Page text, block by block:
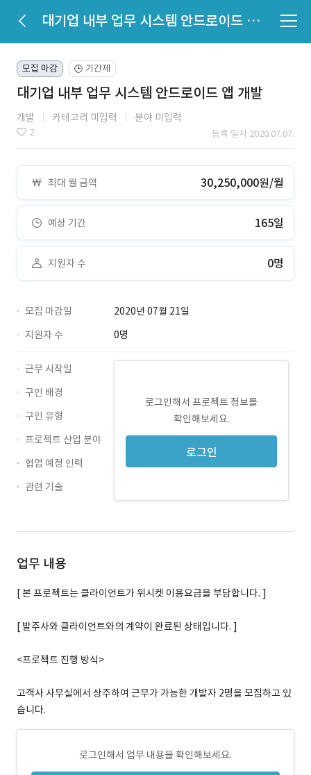
대기업 내부 업무 시스템 안드로이드 앱 개발
모집 마감 🕒 기간제
대기업 내부 업무 시스템 안드로이드 앱 개발
개발 카테고리 미입력 분야 미입력
2 등록 일자 2020.07.07.
최대 월 금액 30,250,000원/월
예상 기간 165일
지원자 수 0명
모집 마감일
2020년 07월 21일
지원자 수
0명
로그인해서 프로젝트 정보를
확인해보세요.
로그인
근무 시작일
구인 배경
구인 유형
프로젝트 산업 분야
협업 예정 인력
관련 기술
업무 내용
[ 본 프로젝트는 클라이언트가 위시켓 이용요금을 부담합니다. ]
[ 발주사와 클라이언트와의 계약이 완료된 상태입니다. ]
<프로젝트 진행 방식>
고객사 사무실에서 상주하여 근무가 가능한 개발자 2명을 모집하고 있
습니다.
로그인해서 업무 내용을 확인해보세요.